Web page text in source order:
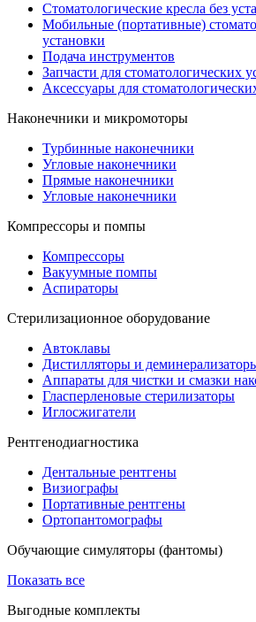
Стоматологические кресла без
Мобильные (портативные)
установки
Подача инструментов
Запчасти для стоматологических
Аксессуары для
Наконечники и микромоторы
Турбинные наконечники
Угловые наконечники
Прямые наконечники
Угловые наконечники
Компрессоры и помпы
Компрессоры
Вакуумные помпы
Аспираторы
Стерилизационное оборудование
Автоклавы
Дистилляторы и
Аппараты для чистки и смазки
Гласперленовые стерилизаторы
Иглосжигатели
Рентгенодиагностика
Дентальные рентгены
Визиографы
Портативные рентгены
Ортопантомографы
Обучающие симуляторы (фантомы)
Показать все
Выгодные комплекты